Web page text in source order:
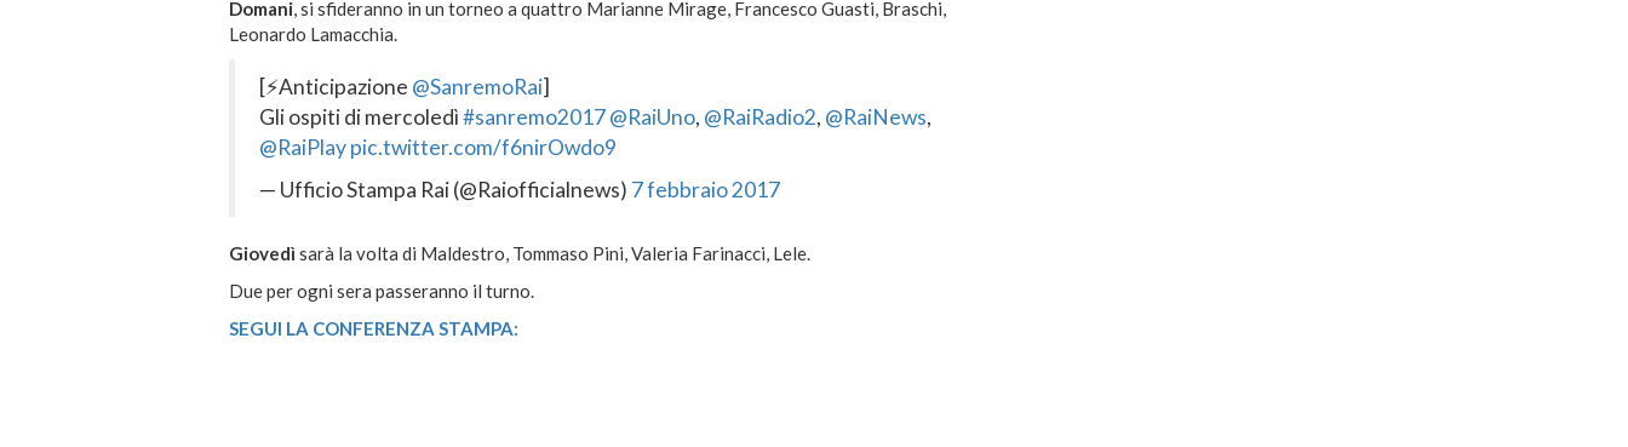
Domani , si sfideranno in un torneo a quattro Marianne Mirage, Francesco Guasti, Braschi,
Leonardo Lamacchia.
[⚡️Anticipazione @SanremoRai]
Gli ospiti di mercoledì#sanremo2017@RaiUno, @RaiRadio2, @RaiNews,
@RaiPlaypic.twitter.com/f6nirOwdo9
— Ufficio Stampa Rai (@Raiofficialnews) 7 febbraio 2017
Giovedì sarà la volta di Maldestro, Tommaso Pini, Valeria Farinacci, Lele.
Due per ogni sera passeranno il turno.
SEGUI LA CONFERENZA STAMPA: